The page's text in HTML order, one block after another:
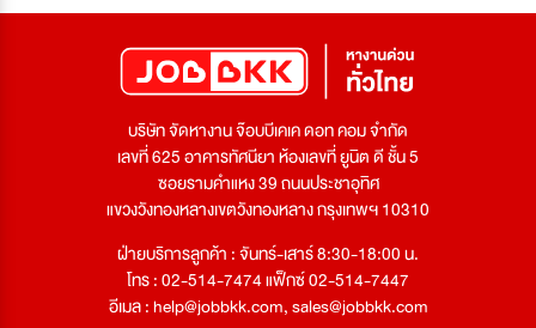
บริษัท จัดหางาน จ๊อบบีเคเค ดอท คอม จำกัด
เลขที่ 625 อาคารทัศนียา ห้องเลขที่ ยูนิต ดี ชั้น 5
ซอยรามคำแหง 39 ถนนประชาอุทิศ
แขวงวังทองหลางเขตวังทองหลาง กรุงเทพฯ 10310
ฝ่ายบริการลูกค้า : จันทร์-เสาร์ 8:30-18:00 น.
โทร : 02-514-7474 แฟ็กซ์ 02-514-7447
อีเมล :help@jobbkk.com,sales@jobbkk.com